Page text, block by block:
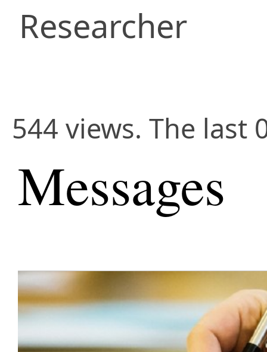
Researcher
544 views. The last
Messages